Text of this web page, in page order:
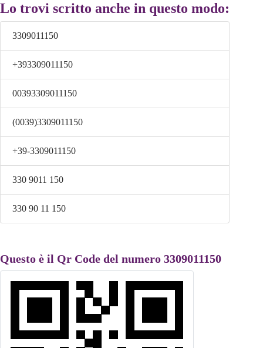
Lo trovi scritto anche in questo modo:
3309011150
+393309011150
00393309011150
(0039)3309011150
+39-3309011150
330 9011 150
330 90 11 150
Questo è il Qr Code del numero 3309011150